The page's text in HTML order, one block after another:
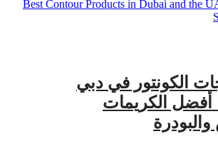
الكونتور في دبي
أفضل الكريمات